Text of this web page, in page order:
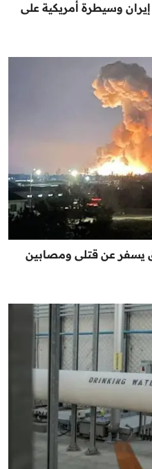
وسيطرة أمريكية على
يسفر عن قتلى ومصابين